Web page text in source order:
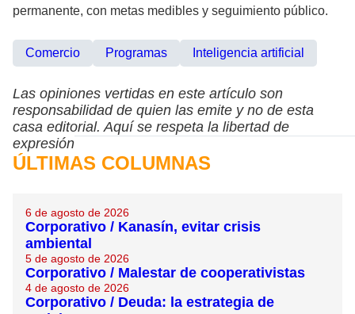
permanente, con metas medibles y seguimiento público.
Comercio Programas Inteligencia artificial
Las opiniones vertidas en este artículo son
responsabilidad de quien las emite y no de esta
casa editorial. Aquí se respeta la libertad de
expresión
ÚLTIMAS COLUMNAS
6 de agosto de 2026
Corporativo / Kanasín, evitar crisis
ambiental
5 de agosto de 2026
Corporativo / Malestar de cooperativistas
4 de agosto de 2026
Corporativo / Deuda: la estrategia de